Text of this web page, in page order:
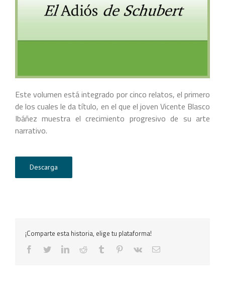
Este volumen está integrado por cinco relatos, el primero
de los cuales le da título, en el que el joven Vicente Blasco
Ibáñez muestra el crecimiento progresivo de su arte
narrativo.
Descarga
¡Comparte esta historia, elige tu plataforma!
facebooktwitterlinkedinreddit tumblr pinterest
vk
Correo